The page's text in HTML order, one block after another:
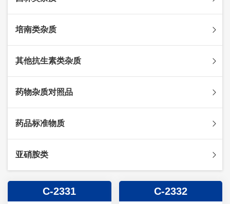
头孢唑林杂质
头孢他啶杂质
头孢米诺杂质
头孢吡肟杂质
头孢地嗪钠杂质
苯唑西林杂质
替卡西林杂质
阿洛西林杂质
美洛西林杂质
培南类杂质
多立培南杂质
厄他培南杂质
多尼培南杂质
其他抗生素类杂质
利福平杂质
苄丝肼杂质
克拉霉素杂质
药物杂质对照品
杂质对照品
药品标准物质
亚硝胺类
C-2331 C-2332